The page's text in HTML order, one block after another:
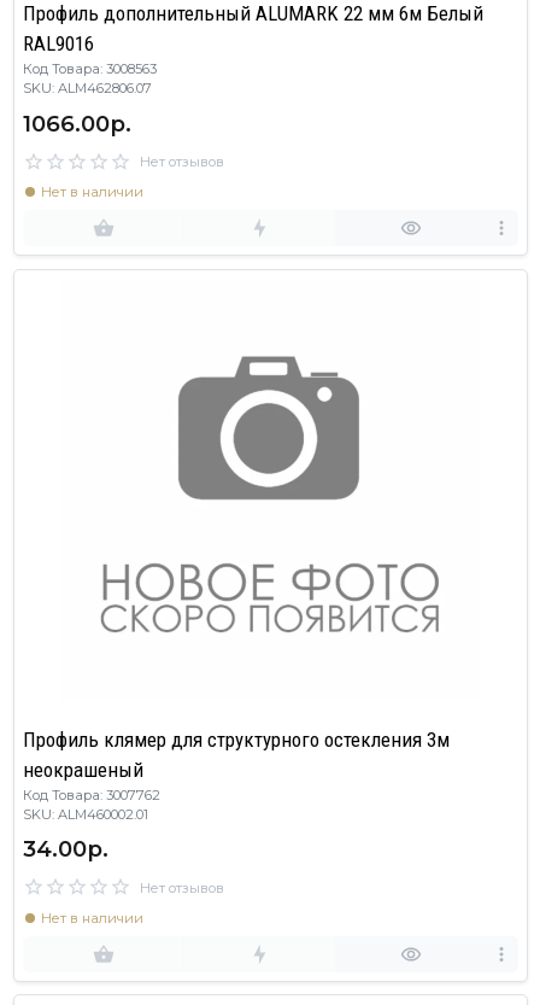
Профиль дополнительный ALUMARK 22 мм 6м Белый
RAL9016
Код Товара: 3008563
SKU: ALM462806.07
1066.00р.
Нет отзывов
Нет в наличии
Профиль клямер для структурного остекления 3м
неокрашеный
Код Товара: 3007762
SKU: ALM460002.01
34.00р.
Нет отзывов
Нет в наличии